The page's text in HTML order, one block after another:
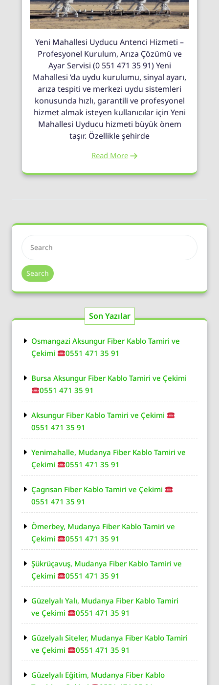
Yeni Mahallesi Uyducu Antenci Hizmeti –
Profesyonel Kurulum, Arıza Çözümü ve
Ayar Servisi (0 551 471 35 91) Yeni
Mahallesi ’da uydu kurulumu, sinyal ayarı,
arıza tespiti ve merkezi uydu sistemleri
konusunda hızlı, garantili ve profesyonel
hizmet almak isteyen kullanıcılar için Yeni
Mahallesi Uyducu hizmeti büyük önem
taşır. Özellikle şehirde
Read More
Search
Son Yazılar
Osmangazi Aksungur Fiber Kablo Tamiri ve
Çekimi
0551 471 35 91
Bursa Aksungur Fiber Kablo Tamiri ve Çekimi
0551 471 35 91
Aksungur Fiber Kablo Tamiri ve Çekimi
0551 471 35 91
Yenimahalle, Mudanya Fiber Kablo Tamiri ve
Çekimi
0551 471 35 91
Çagrısan Fiber Kablo Tamiri ve Çekimi
0551 471 35 91
Ömerbey, Mudanya Fiber Kablo Tamiri ve
Çekimi
0551 471 35 91
Şükrüçavuş, Mudanya Fiber Kablo Tamiri ve
Çekimi
0551 471 35 91
Güzelyalı Yalı, Mudanya Fiber Kablo Tamiri
ve Çekimi
0551 471 35 91
Güzelyalı Siteler, Mudanya Fiber Kablo Tamiri
ve Çekimi
0551 471 35 91
Güzelyalı Eğitim, Mudanya Fiber Kablo